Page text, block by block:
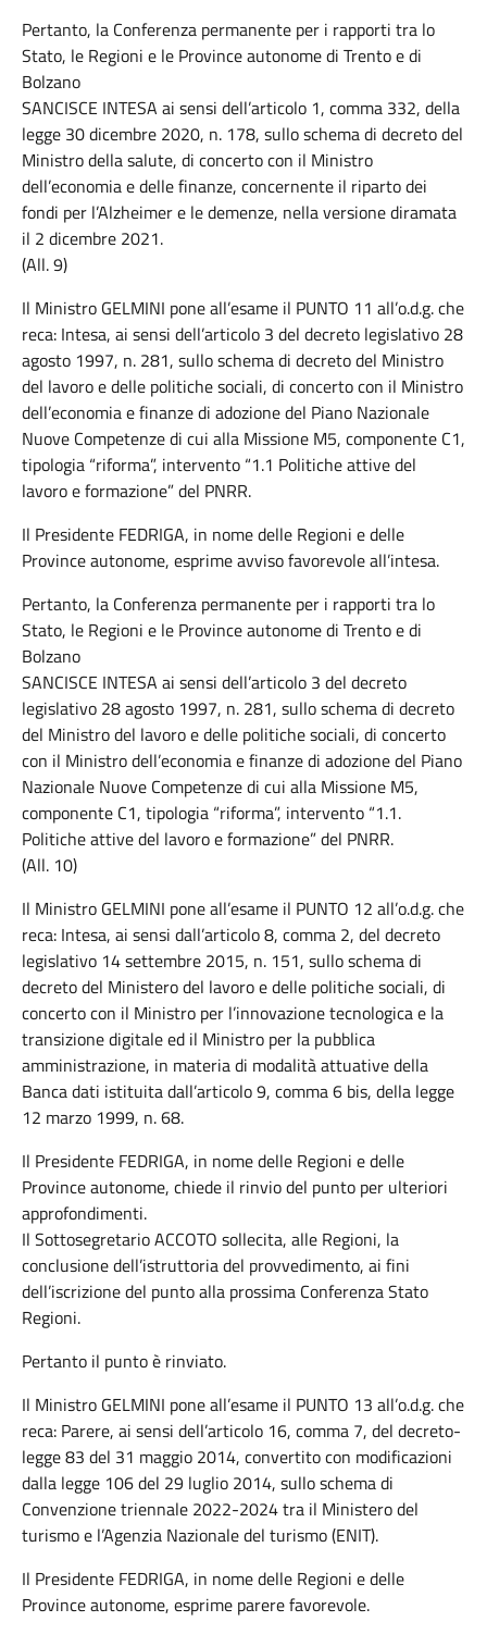
Pertanto, la Conferenza permanente per i rapporti tra lo
Stato, le Regioni e le Province autonome di Trento e di
Bolzano
SANCISCE INTESA ai sensi dell’articolo 1, comma 332, della
legge 30 dicembre 2020, n. 178, sullo schema di decreto del
Ministro della salute, di concerto con il Ministro
dell’economia e delle finanze, concernente il riparto dei
fondi per l’Alzheimer e le demenze, nella versione diramata
il 2 dicembre 2021.
(All. 9)
Il Ministro GELMINI pone all’esame il PUNTO 11 all’o.d.g. che
reca: Intesa, ai sensi dell’articolo 3 del decreto legislativo 28
agosto 1997, n. 281, sullo schema di decreto del Ministro
del lavoro e delle politiche sociali, di concerto con il Ministro
dell’economia e finanze di adozione del Piano Nazionale
Nuove Competenze di cui alla Missione M5, componente C1,
tipologia “riforma”, intervento “1.1 Politiche attive del
lavoro e formazione” del PNRR.
Il Presidente FEDRIGA, in nome delle Regioni e delle
Province autonome, esprime avviso favorevole all’intesa.
Pertanto, la Conferenza permanente per i rapporti tra lo
Stato, le Regioni e le Province autonome di Trento e di
Bolzano
SANCISCE INTESA ai sensi dell’articolo 3 del decreto
legislativo 28 agosto 1997, n. 281, sullo schema di decreto
del Ministro del lavoro e delle politiche sociali, di concerto
con il Ministro dell’economia e finanze di adozione del Piano
Nazionale Nuove Competenze di cui alla Missione M5,
componente C1, tipologia “riforma”, intervento “1.1.
Politiche attive del lavoro e formazione” del PNRR.
(All. 10)
Il Ministro GELMINI pone all’esame il PUNTO 12 all’o.d.g. che
reca: Intesa, ai sensi dall’articolo 8, comma 2, del decreto
legislativo 14 settembre 2015, n. 151, sullo schema di
decreto del Ministero del lavoro e delle politiche sociali, di
concerto con il Ministro per l’innovazione tecnologica e la
transizione digitale ed il Ministro per la pubblica
amministrazione, in materia di modalità attuative della
Banca dati istituita dall’articolo 9, comma 6 bis, della legge
12 marzo 1999, n. 68.
Il Presidente FEDRIGA, in nome delle Regioni e delle
Province autonome, chiede il rinvio del punto per ulteriori
approfondimenti.
Il Sottosegretario ACCOTO sollecita, alle Regioni, la
conclusione dell’istruttoria del provvedimento, ai fini
dell’iscrizione del punto alla prossima Conferenza Stato
Regioni.
Pertanto il punto è rinviato.
Il Ministro GELMINI pone all’esame il PUNTO 13 all’o.d.g. che
reca: Parere, ai sensi dell’articolo 16, comma 7, del decreto-
legge 83 del 31 maggio 2014, convertito con modificazioni
dalla legge 106 del 29 luglio 2014, sullo schema di
Convenzione triennale 2022-2024 tra il Ministero del
turismo e l’Agenzia Nazionale del turismo (ENIT).
Il Presidente FEDRIGA, in nome delle Regioni e delle
Province autonome, esprime parere favorevole.